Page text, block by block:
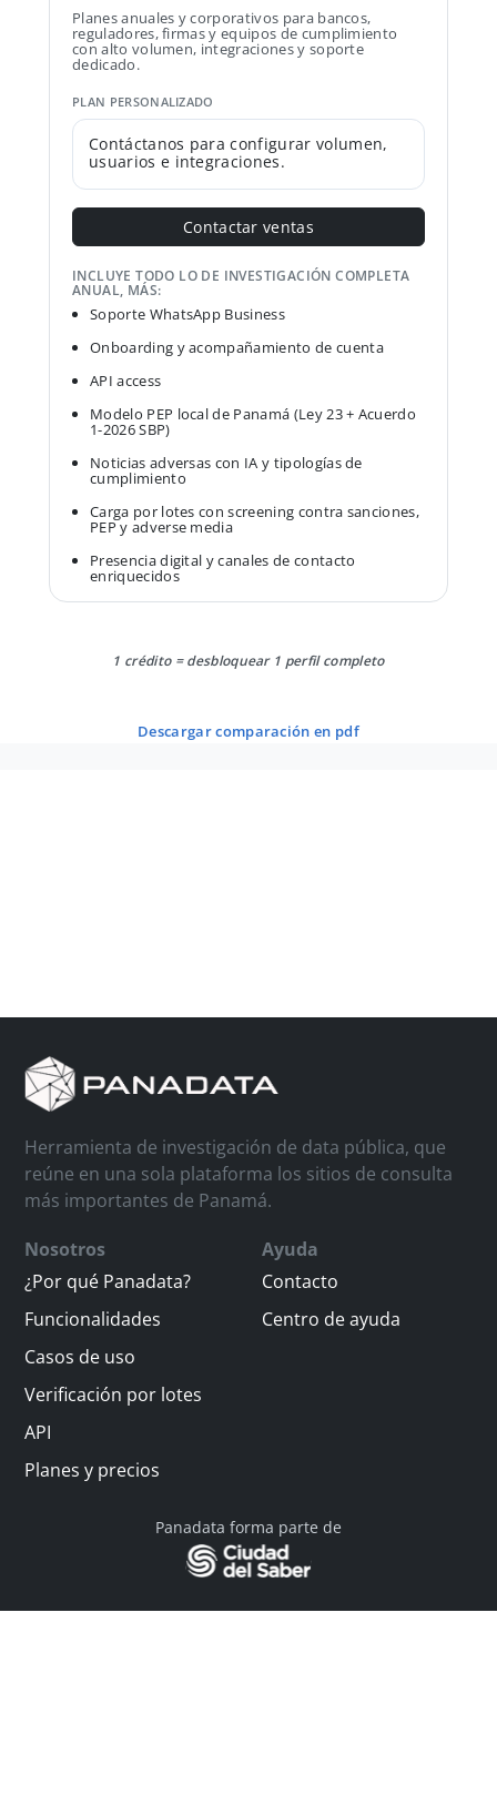
Planes anuales y corporativos para bancos,
reguladores, firmas y equipos de cumplimiento
con alto volumen, integraciones y soporte
dedicado.
PLAN PERSONALIZADO
Contáctanos para configurar volumen,
usuarios e integraciones.
Contactar ventas
INCLUYE TODO LO DE INVESTIGACIÓN COMPLETA
ANUAL, MÁS:
Soporte WhatsApp Business
Onboarding y acompañamiento de cuenta
API access
Modelo PEP local de Panamá (Ley 23 + Acuerdo
1-2026 SBP)
Noticias adversas con IA y tipologías de
cumplimiento
Carga por lotes con screening contra sanciones,
PEP y adverse media
Presencia digital y canales de contacto
enriquecidos
1 crédito = desbloquear 1 perfil completo
descargar comparación en pdf
Herramienta de investigación de data pública, que
reúne en una sola plataforma los sitios de consulta
más importantes de Panamá.
Nosotros
¿Por qué Panadata?
Funcionalidades
Casos de uso
Verificación por lotes
API
Planes y precios
Ayuda
Contacto
Centro de ayuda
Panadata forma parte de